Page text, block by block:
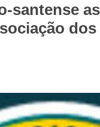
santense